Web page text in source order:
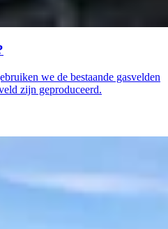
we de bestaande gasvelden
zijn geproduceerd.